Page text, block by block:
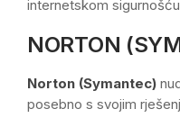
internetskom
NORTON
Norton (Symantec)
posebno s svojim